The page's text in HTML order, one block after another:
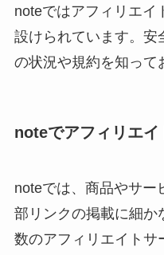
noteではアフィリエイ
設けられています。安
の状況や規約を知って
noteでアフィリエ
noteでは、商品やサー
部リンクの掲載に細か
数のアフィリエイトサ